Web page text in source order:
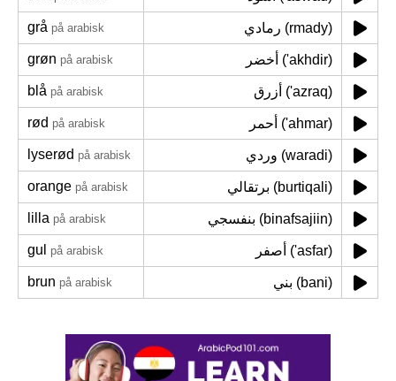
grå på arabisk رمادي (rmady)
grøn på arabisk أخضر ('akhdir)
blå på arabisk أزرق ('azraq)
rød på arabisk أحمر ('ahmar)
lyserød på arabisk وردي (waradi)
orange på arabisk برتقالي (burtiqali)
lilla på arabisk بنفسجي (binafsajiin)
gul på arabisk أصفر ('asfar)
brun på arabisk بني (bani)